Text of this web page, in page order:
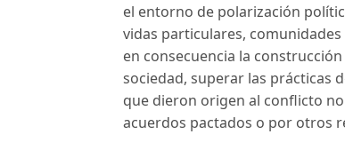
el entorno de polarización
vidas particulares,
en consecuencia la
sociedad, superar las prácticas
que dieron origen al conflicto
acuerdos pactados o por otros